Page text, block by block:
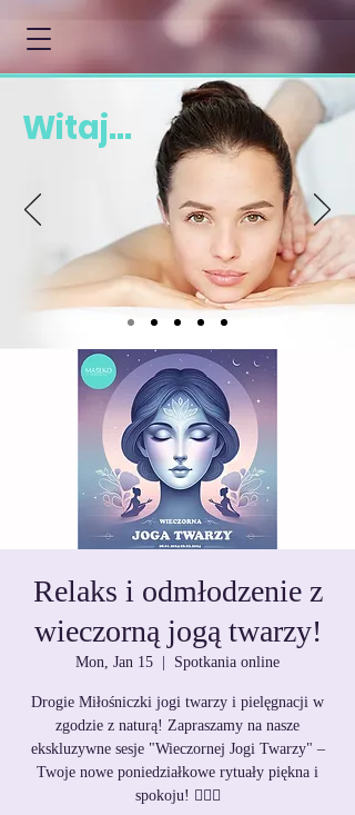
Witaj...
Relaks i odmłodzenie z
wieczorną jogą twarzy!
Mon, Jan 15 Spotkania online
Drogie Miłośniczki jogi twarzy i pielęgnacji w
zgodzie z naturą! Zapraszamy na nasze
ekskluzywne sesje "Wieczornej Jogi Twarzy" –
Twoje nowe poniedziałkowe rytuały piękna i
spokoju! 🧘‍♀️✨